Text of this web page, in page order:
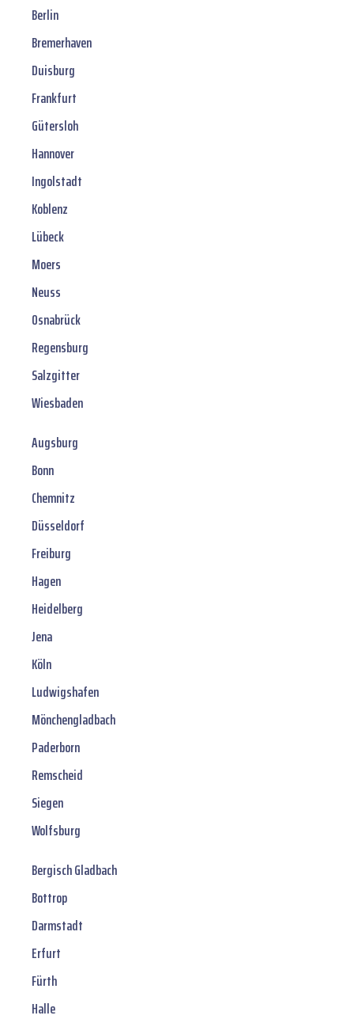
Berlin
Bremerhaven
Duisburg
Frankfurt
Gütersloh
Hannover
Ingolstadt
Koblenz
Lübeck
Moers
Neuss
Osnabrück
Regensburg
Salzgitter
Wiesbaden
Augsburg
Bonn
Chemnitz
Düsseldorf
Freiburg
Hagen
Heidelberg
Jena
Köln
Ludwigshafen
Mönchengladbach
Paderborn
Remscheid
Siegen
Wolfsburg
Bergisch Gladbach
Bottrop
Darmstadt
Erfurt
Fürth
Halle